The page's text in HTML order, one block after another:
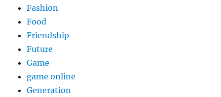
Fashion
Food
Friendship
Future
Game
game online
Generation